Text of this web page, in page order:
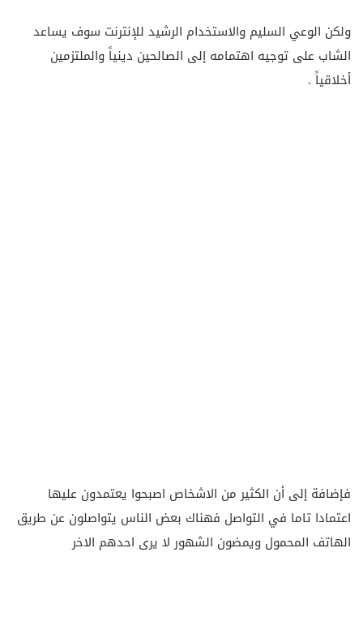
ولكن الوعي السليم والاستخدام الرشيد للإنترنت سوف يساعد
الشاب على توجيه اهتمامه إلى الصالحين دينياً والملتزمين
أخلاقياً .
فإضافة إلى أن الكثير من الاشخاص اصبحوا يعتمدون عليها
اعتمادا تاما في التواصل فهناك بعض الناس يتواصلون عن طريق
الهاتف المحمول ويمضون الشهور لا يرى احدهم الاخر